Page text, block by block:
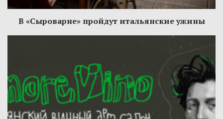
В «Сыроварне» пройдут итальянские ужины